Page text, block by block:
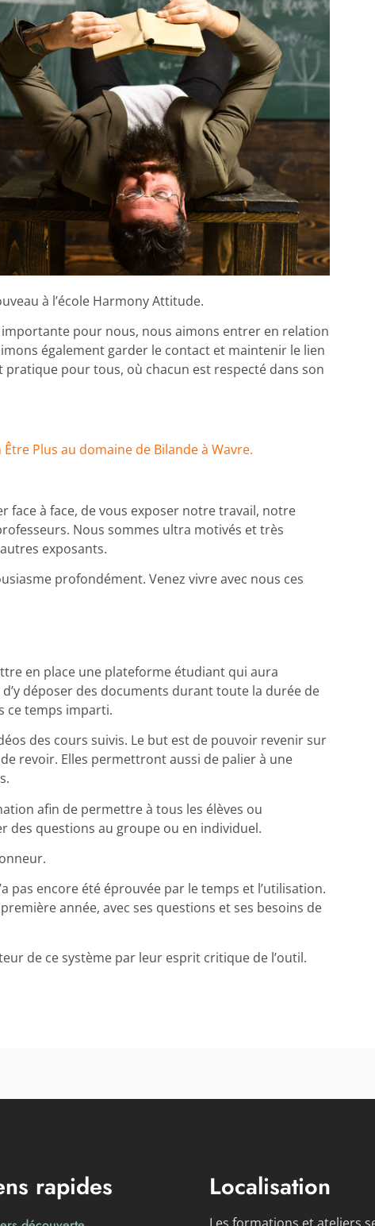
à l’école Harmony Attitude.
pour nous, nous aimons entrer en relation
également garder le contact et maintenir le lien
pour tous, où chacun est respecté dans son
Plus au domaine de Bilande à Wavre.
face à face, de vous exposer notre travail, notre
Nous sommes ultra motivés et très
exposants.
profondément. Venez vivre avec nous ces
en place une plateforme étudiant qui aura
déposer des documents durant toute la durée de
ce temps imparti.
des cours suivis. Le but est de pouvoir revenir sur
revoir. Elles permettront aussi de palier à une
afin de permettre à tous les élèves ou
des questions au groupe ou en individuel.
pas encore été éprouvée par le temps et l’utilisation.
année, avec ses questions et ses besoins de
de ce système par leur esprit critique de l’outil.
rapides Localisation